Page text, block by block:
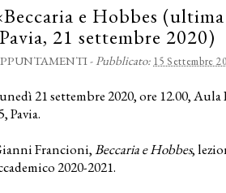
e Hobbes
21 settembre 2020)
-Pubblicato: 15 Settembre
21 settembre 2020, ore 12.00,
Pavia.
Francioni,Beccaria e Hobbes,
2020-2021.